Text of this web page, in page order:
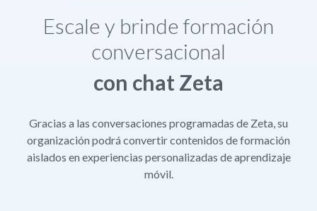
Escale y brinde formación
conversacional
con chat Zeta
Gracias a las conversaciones programadas de Zeta, su
organización podrá convertir contenidos de formación
aislados en experiencias personalizadas de aprendizaje
móvil.